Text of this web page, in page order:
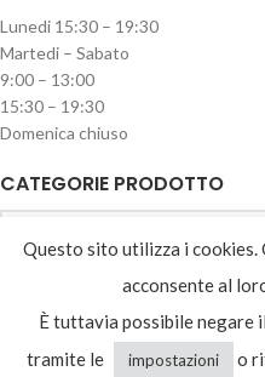
Lunedi 15:30 – 19:30
Martedi – Sabato
9:00 – 13:00
15:30 – 19:30
Domenica chiuso
CATEGORIE PRODOTTO
Recesso
Questo sito utilizza i cookies.
acconsente al
È tuttavia possibile negare
tramite le
impostazioni o